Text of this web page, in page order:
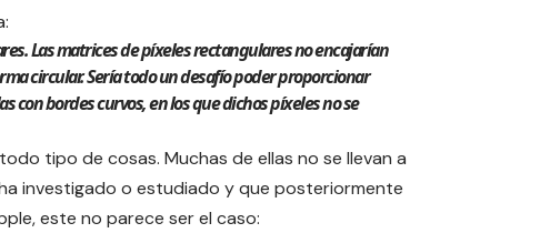
Las matrices de píxeles rectangulares no encajarían
circular.Sería todo un desafío poder proporcionar
con bordes curvos, en los que dichos píxeles no se
tipo de cosas. Muchas de ellas no se llevan a
investigado o estudiado y que posteriormente
este no parece ser el caso: